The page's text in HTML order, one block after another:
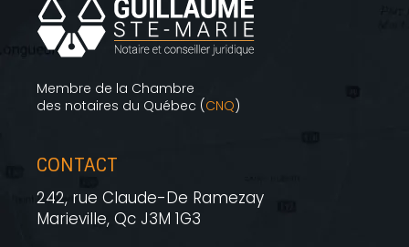
Membre de la Chambre
des notaires du Québec (CNQ)
CONTACT
242, rue Claude-De Ramezay
Marieville, Qc J3M 1G3